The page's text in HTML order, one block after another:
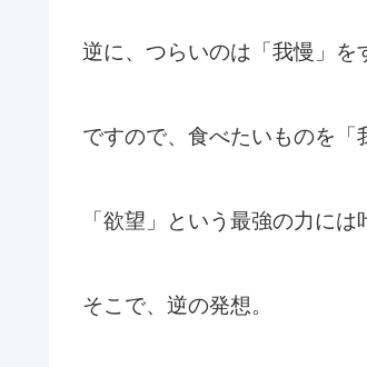
逆に、つらいのは「我慢」を
ですので、食べたいものを「
「欲望」という最強の力には
そこで、逆の発想。